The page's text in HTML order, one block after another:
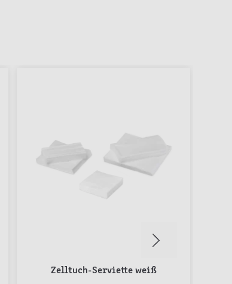
Zelltuch-Serviette weiß